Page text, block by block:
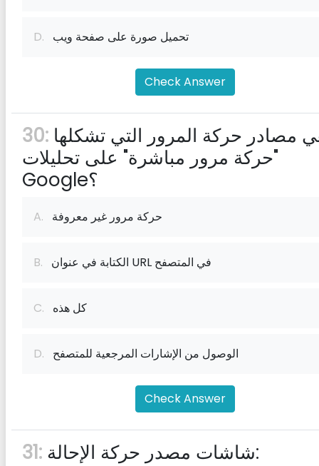
D. تحميل صورة على صفحة ويب
Check Answer
30:
"حركة مرور مباشرة" على تحليلات
Google؟
A. حركة مرور غير معروفة
B. الكتابة في عنوان URL في المتصفح
C. كل هذه
D. الوصول من الإشارات المرجعية للمتصفح
Check Answer
31: شاشات مصدر حركة الإحالة: